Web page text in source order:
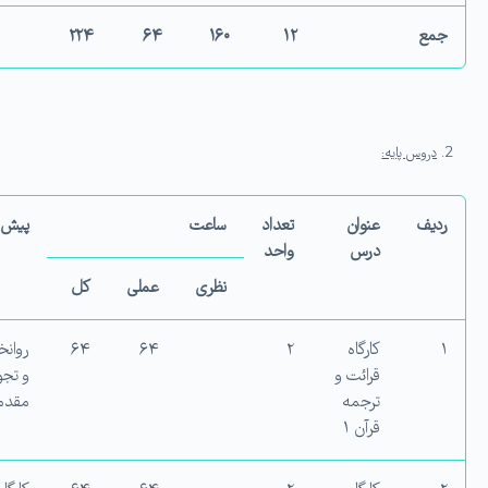
جمع ۱۲ ۱۶۰ ۶۴ ۲۲۴
دروس پایه:
ردیف
عنوان
درس
تعداد
واحد
ساعت پیش
نظری عملی کل
۱
کارگاه
قرائت و
ترجمه
قرآن ۱
۲ ۶۴ ۶۴
و